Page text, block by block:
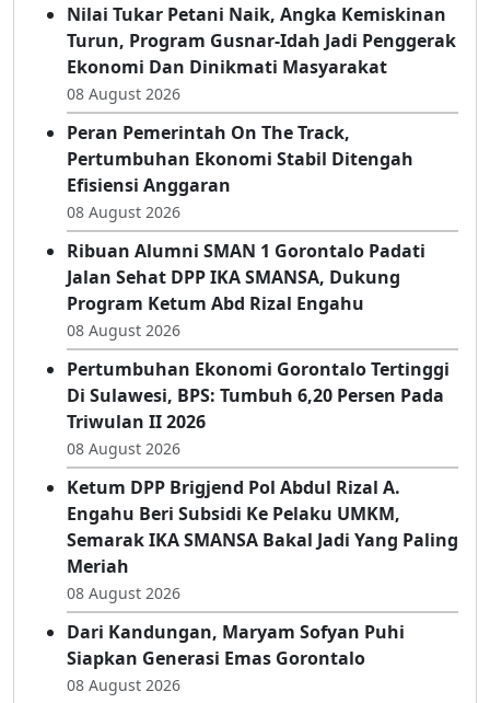
Nilai Tukar Petani Naik, Angka Kemiskinan
Turun, Program Gusnar-Idah Jadi Penggerak
Ekonomi Dan Dinikmati Masyarakat
08 August 2026
Peran Pemerintah On The Track,
Pertumbuhan Ekonomi Stabil Ditengah
Efisiensi Anggaran
08 August 2026
Ribuan Alumni SMAN 1 Gorontalo Padati
Jalan Sehat DPP IKA SMANSA, Dukung
Program Ketum Abd Rizal Engahu
08 August 2026
Pertumbuhan Ekonomi Gorontalo Tertinggi
Di Sulawesi, BPS: Tumbuh 6,20 Persen Pada
Triwulan II 2026
08 August 2026
Ketum DPP Brigjend Pol Abdul Rizal A.
Engahu Beri Subsidi Ke Pelaku UMKM,
Semarak IKA SMANSA Bakal Jadi Yang Paling
Meriah
08 August 2026
Dari Kandungan, Maryam Sofyan Puhi
Siapkan Generasi Emas Gorontalo
08 August 2026